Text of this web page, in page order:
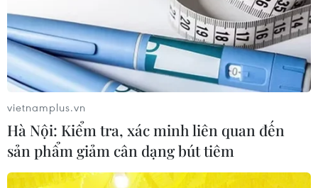
vietnamplus.vn
Hà Nội: Kiểm tra, xác minh liên quan đến
sản phẩm giảm cân dạng bút tiêm